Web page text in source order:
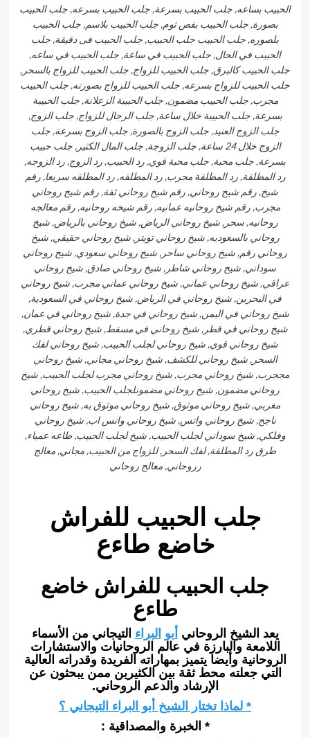
الحبيب بساعه, جلب الحبيب بسرعة, جلب الحبيب بسرعه, جلب الحبيب
بصورة, جلب الحبيب بفص ثوم, جلب الحبيب بلاسم, جلب الحبيب
بلصوره, جلب الحبيب جلب الحبيب, جلب الحبيب فى دقيقة, جلب
الحبيب في الحال, جلب الحبيب في ساعة, جلب الحبيب في ساعه,
جلب الحبيب كالبرق, جلب الحبيب للزواج, جلب الحبيب للزواج بالسحر,
جلب الحبيب للزواج بسرعه, جلب الحبيب للزواج بصورته, جلب الحبيب
مجرب, جلب الحبيب مضمون, جلب الحبيبة الزعلانة, جلب الحبيبة
بسرعة, جلب الحبيبة خلال ساعة, جلب الرجال للزواج, جلب الزوج,
جلب الزوج العنيد, جلب الزوج بالصورة, جلب الزوج بسرعة, جلب
الزوج خلال 24 ساعة, جلب الزوجة, جلب المال الكثير, جلب حبيب
بسرعة, جلب محبة, جلب محبة قوي, رد الحبيب, رد الزوج, رد الزوجه,
رد المطلقة, رد المطلقة مجرب, رد المطلقه, رد المطلقه سريعا, رقم
شيخ, رقم شيخ روحاني, رقم شيخ روحاني ثقة, رقم شيخ روحاني
مجرب, رقم شيخ روحانيه عمانيه, رقم شيخه روحانيه, رقم معالجه
روحانيه, سحر, شيخ روحاني الرياض, شيخ روحاني بالرياض, شيخ
روحاني بالسعوديه, شيخ روحاني تويتر, شيخ روحاني حقيقي, شيخ
روحاني رقم, شيخ روحاني ساحر, شيخ روحاني سعودي, شيخ روحاني
سوداني, شيخ روحاني شاطر, شيخ روحاني صادق, شيخ روحاني
عراقي, شيخ روحاني عماني, شيخ روحاني عماني مجرب, شيخ روحاني
في البحرين, شيخ روحاني في الرياض, شيخ روحاني في السعودية,
شيخ روحاني في اليمن, شيخ روحاني في جدة, شيخ روحاني في عمان,
شيخ روحاني في قطر, شيخ روحاني في مسقط, شيخ روحاني قطري,
شيخ روحاني قوي, شيخ روحاني لجلب الحبيب, شيخ روحاني لفك
السحر, شيخ روحاني للكشف, شيخ روحاني مجاني, شيخ روحاني
مججرب, شيخ روحاني مجرب, شيخ روحاني مجرب لجلب الحبيب, شيخ
روحاني مضمون, شيخ روحاني مضمونلجلب الحبيب, شيخ روحاني
مغربي, شيخ روحاني موثوق, شيخ روحاني موثوق به, شيخ روحاني
ناجح, شيخ روحاني واتس, شيخ روحاني واتس اب, شيخ روحاني
وفلكي, شيخ سوداني لجلب الحبيب, شيخ لجلب الحبيب, طاعه عمياء,
طرق رد المطلقة, لفك السحر, للزواج من الحبيب, مجاني, معالج
رروحاني, معالج روحاني
جلب الحبيب للفراش
خاضع طاءع
جلب الحبيب للفراش خاضع
طاءع
يعد الشيخ الروحاني أبو البراء التيجاني من الأسماء
اللامعة والبارزة في عالم الروحانيات والاستشارات
الروحانية وأيضا يتميز بمهاراته الفريدة وقدراته العالية
التي جعلته محط ثقة بين الكثيرين ممن يبحثون عن
الإرشاد والدعم الروحاني.
* لماذا تختار الشيخ أبو البراء التيجاني ؟
* الخبرة والمصداقية :